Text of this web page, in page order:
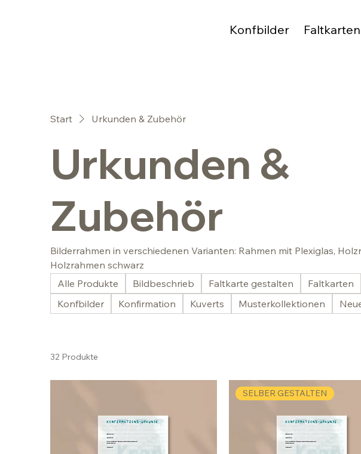
Konfbilder Faltkarten
Start Urkunden & Zubehör
Urkunden &
Zubehör
Bilderrahmen in verschiedenen Varianten: Rahmen mit Plexiglas,
Holzrahmen schwarz
Alle Produkte
Bildbeschrieb Faltkarte gestalten Faltkarten
Konfbilder
Konfirmation Kuverts Musterkollektionen
32 Produkte
SELBER GESTALTEN